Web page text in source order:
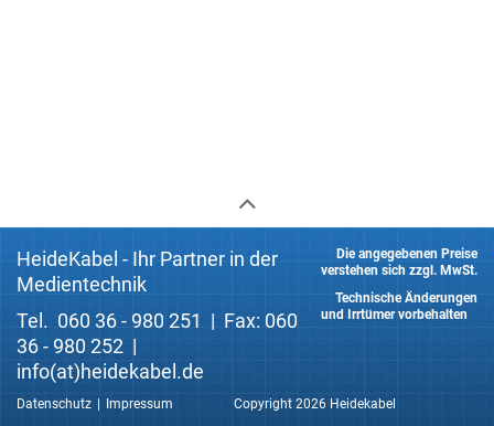
HeideKabel - Ihr Partner in der
Medientechnik
Tel. 060 36 - 980 251 | Fax: 060
36 - 980 252 |
info(at)heidekabel.de
Die angegebenen Preise
verstehen sich zzgl. MwSt.
Technische Änderungen
und Irrtümer vorbehalten
Datenschutz Impressum Copyright 2026 Heidekabel